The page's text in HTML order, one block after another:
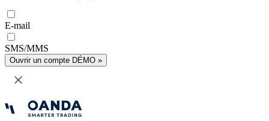
E-mail
SMS/MMS
Ouvrir un compte DÉMO »